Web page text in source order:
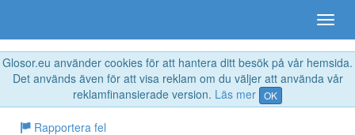
Glosor.eu använder cookies för att hantera ditt besök på vår hemsida.
Det används även för att visa reklam om du väljer att använda vår
reklamfinansierade version. Läs mer OK
Rapportera fel